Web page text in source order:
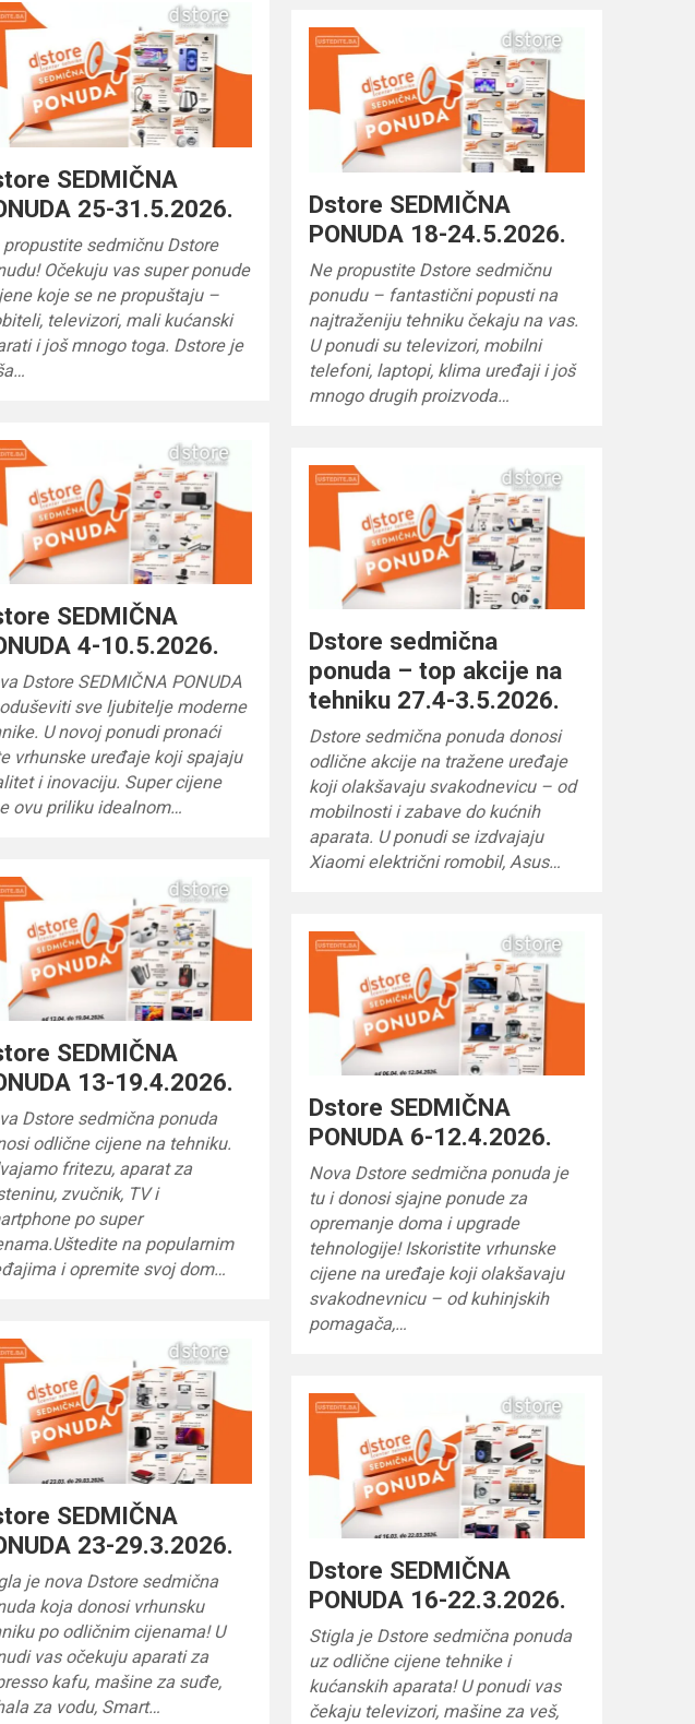
SEDMIČNA
25-31.5.2026.
propustite sedmičnu Dstore
Očekuju vas super ponude
koje se ne propuštaju –
televizori, mali kućanski
i još mnogo toga. Dstore je
Dstore SEDMIČNA
PONUDA 18-24.5.2026.
Ne propustite Dstore sedmičnu
ponudu – fantastični popusti na
najtraženiju tehniku čekaju na vas.
U ponudi su televizori, mobilni
telefoni, laptopi, klima uređaji i još
mnogo drugih proizvoda…
SEDMIČNA
4-10.5.2026.
Dstore SEDMIČNA PONUDA
sve ljubitelje moderne
U novoj ponudi pronaći
vrhunske uređaje koji spajaju
i inovaciju. Super cijene
ovu priliku idealnom…
Dstore sedmična
ponuda – top akcije na
tehniku 27.4-3.5.2026.
Dstore sedmična ponuda donosi
odlične akcije na tražene uređaje
koji olakšavaju svakodnevicu – od
mobilnosti i zabave do kućnih
aparata. U ponudi se izdvajaju
Xiaomi električni romobil, Asus…
SEDMIČNA
13-19.4.2026.
Dstore sedmična ponuda
odlične cijene na tehniku.
fritezu, aparat za
zvučnik, TV i
po super
na popularnim
i opremite svoj dom…
Dstore SEDMIČNA
PONUDA 6-12.4.2026.
Nova Dstore sedmična ponuda je
tu i donosi sjajne ponude za
opremanje doma i upgrade
tehnologije! Iskoristite vrhunske
cijene na uređaje koji olakšavaju
svakodnevnicu – od kuhinjskih
pomagača,…
SEDMIČNA
23-29.3.2026.
je nova Dstore sedmična
koja donosi vrhunsku
po odličnim cijenama! U
vas očekuju aparati za
kafu, mašine za suđe,
za vodu, Smart…
Dstore SEDMIČNA
PONUDA 16-22.3.2026.
Stigla je Dstore sedmična ponuda
uz odlične cijene tehnike i
kućanskih aparata! U ponudi vas
čekaju televizori, mašine za veš,